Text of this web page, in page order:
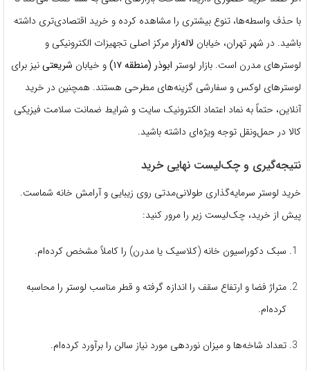
با حذف واسطه‌ها، تنوع بیشتری را مشاهده کرده و خرید اقتصادی‌تری داشته
باشید. در شهر تهران، خیابان لاله‌زار مرکز اصلی تجهیزات الکترونیکی و
لوسترهای مدرن است. بازار لوستر ابوذر (منطقه ۱۷) و خیابان شریعتینیز برای
لوسترهای لوکس و سفارشی گزینه‌های مطرحی هستند. همچنین در خرید
آنلاین، حتماً به نماد اعتماد الکترونیک سایت و شرایط ضمانت سلامت فیزیکی
کالا در حمل‌ونقل توجه ویژه‌ای داشته باشید.
نتیجه‌گیری و چک‌لیست نهایی خرید
خرید لوستر سرمایه‌گذاری طولانی‌مدتی روی زیبایی و آرامش خانه شماست.
پیش از خرید، چک‌لیست زیر را مرور کنید:
سبک دکوراسیون خانه (کلاسیک یا مدرن) را کاملاً مشخص کرده‌ام.
متراژ فضا و ارتفاع سقف را اندازه گرفته و قطر مناسب لوستر را محاسبه
کرده‌ام.
تعداد شاخه‌ها و میزان نوردهی مورد نیاز سالن را برآورد کرده‌ام.